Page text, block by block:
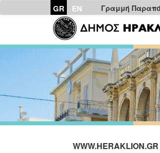
GR EN Γραμμή
WWW.HERAKLION.GR